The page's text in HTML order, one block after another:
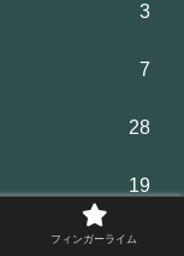
3
7
28
19
31
フィンガーライム